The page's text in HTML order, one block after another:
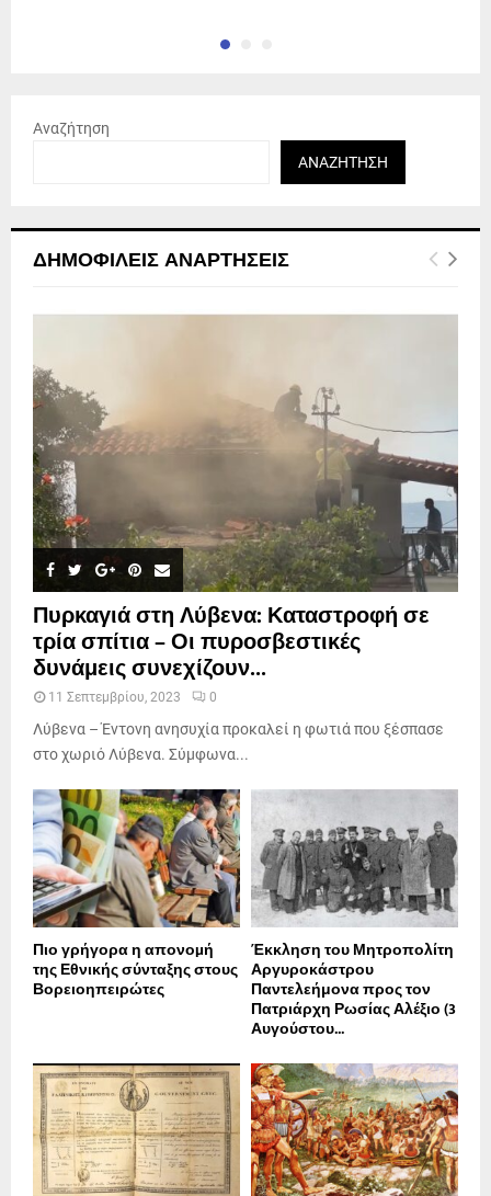
Αναζήτηση
ΑΝΑΖΉΤΗΣΗ
ΔΗΜΟΦΙΛΕΊΣ ΑΝΑΡΤΉΣΕΙΣ
Πυρκαγιά στη Λύβενα: Καταστροφή σε
τρία σπίτια – Οι πυροσβεστικές
δυνάμεις συνεχίζουν...
11 Σεπτεμβρίου, 2023 0
Λύβενα – Έντονη ανησυχία προκαλεί η φωτιά που ξέσπασε
στο χωριό Λύβενα. Σύμφωνα...
Πιο γρήγορα η απονοµή
της Εθνικής σύνταξης στους
Βορειοηπειρώτες
Έκκληση του Μητροπολίτη
Αργυροκάστρου
Παντελεήμονα προς τον
Πατριάρχη Ρωσίας Αλέξιο (3
Αυγούστου...